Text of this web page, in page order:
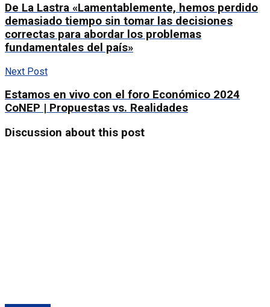
De La Lastra «Lamentablemente, hemos perdido
demasiado tiempo sin tomar las decisiones
correctas para abordar los problemas
fundamentales del país»
Next Post
Estamos en vivo con el foro Económico 2024
CoNEP | Propuestas vs. Realidades
Discussion about this post